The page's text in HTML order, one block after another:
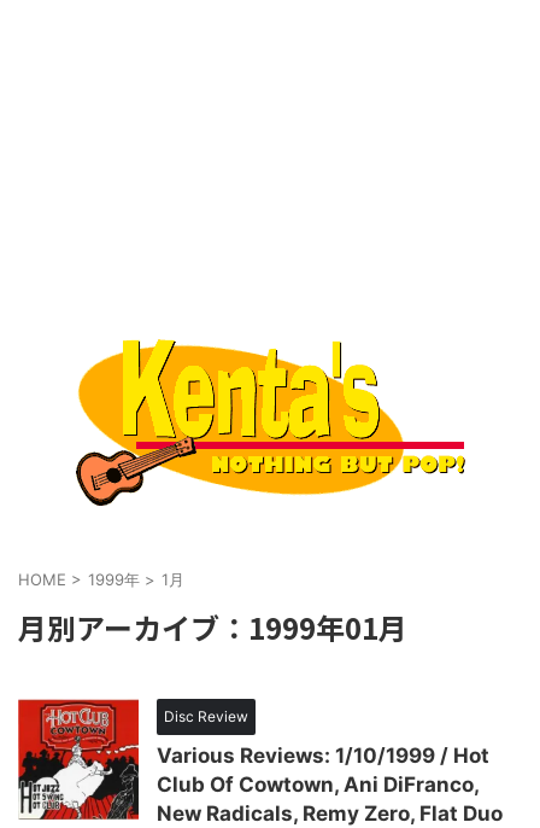
HOME > 1999年 > 1月
月別アーカイブ：1999年01月
Disc Review
Various Reviews: 1/10/1999 / Hot
Club Of Cowtown, Ani DiFranco,
New Radicals, Remy Zero, Flat Duo